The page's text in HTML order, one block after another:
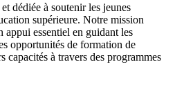
dédiée à soutenir les jeunes
supérieure. Notre mission
appui essentiel en guidant les
opportunités de formation de
capacités à travers des programmes